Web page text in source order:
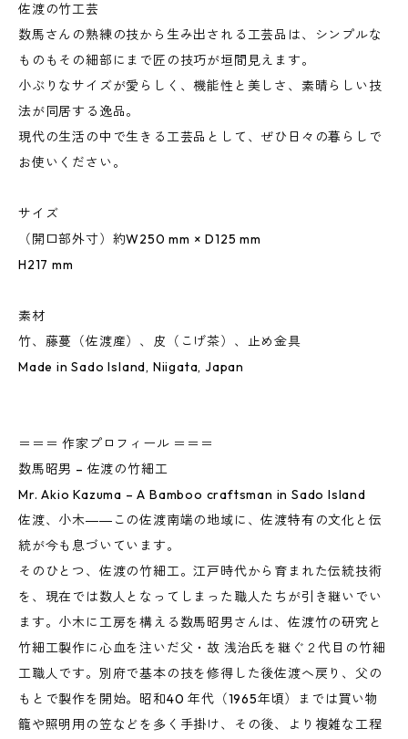
佐渡の竹工芸
数馬さんの熟練の技から生み出される工芸品は、シンプルな
ものもその細部にまで匠の技巧が垣間見えます。
小ぶりなサイズが愛らしく、機能性と美しさ、素晴らしい技
法が同居する逸品。
現代の生活の中で生きる工芸品として、ぜひ日々の暮らしで
お使いください。
サイズ
（開口部外寸）約W250 mm × D125 mm
H217 mm
素材
竹、藤蔓（佐渡産）、皮（こげ茶）、止め金具
Made in Sado Island, Niigata, Japan
＝＝＝ 作家プロフィール ＝＝＝
数馬昭男 – 佐渡の竹細工
Mr. Akio Kazuma – A Bamboo craftsman in Sado Island
佐渡、小木――この佐渡南端の地域に、佐渡特有の文化と伝
統が今も息づいています。
そのひとつ、佐渡の竹細工。江戸時代から育まれた伝統技術
を、現在では数人となってしまった職人たちが引き継いでい
ます。小木に工房を構える数馬昭男さんは、佐渡竹の研究と
竹細工製作に心血を注いだ父・故 浅治氏を継ぐ２代目の竹細
工職人です。別府で基本の技を修得した後佐渡へ戻り、父の
もとで製作を開始。昭和40 年代（1965年頃）までは買い物
籠や照明用の笠などを多く手掛け、その後、より複雑な工程